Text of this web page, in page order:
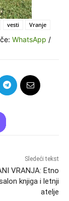
vesti Vranje
WhatsApp /
Sledeći tekst
VRANJA: Etno
knjiga i letnji
atelje